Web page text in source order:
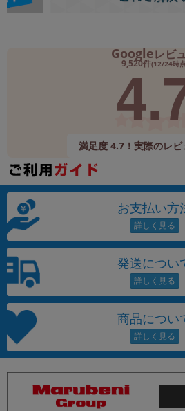
Googleレビ
9,520件(12/24時
満足度 4.7！実際のレビ
お支払い方
発送につい
商品につい